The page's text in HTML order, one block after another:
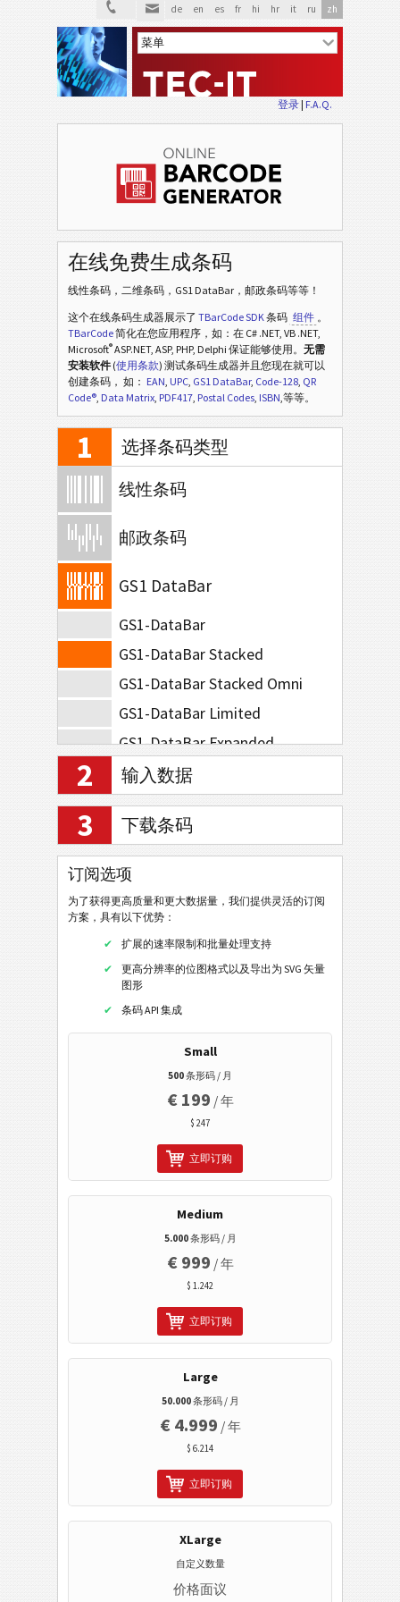
de en es fr hi hr it ru zh
登录| F.A.Q.
在线免费生成条码
线性条码，二维条码，GS1 DataBar，邮政条码等等！
这个在线条码生成器展示了 TBarCode SDK条码 组件 。
TBarCode简化在您应用程序，如：在 C# .NET, VB .NET,
Microsoft®ASP.NET, ASP, PHP, Delphi 保证能够使用。 无需
安装软件 (使用条款) 测试条码生成器并且您现在就可以
创建条码， 如： EAN, UPC, GS1 DataBar, Code-128, QR
Code®, Data Matrix, PDF417, Postal Codes, ISBN,等等。
1 选择条码类型
线性条码
邮政条码
GS1 DataBar
GS1-DataBar
GS1-DataBar Stacked
GS1-DataBar Stacked Omni
GS1-DataBar Limited
GS1-DataBar Expanded
GS1-DataBar Expanded Stacked
GS1-128 Composite Symbology
GS1-DataBar Composite
GS1-DataBar Stacked Composite
GS1-DataBar Limited Composite
GS1-DataBar Expanded Stacked Composite
EAN / UPC
GS1二维条码
银行和支付
移动标签
医疗保健条码
ISBN 码
名片
Event 条码
Wi-Fi 条码
2 输入数据
3 下载条码
订阅选项
为了获得更高质量和更大数据量，我们提供灵活的订阅
方案，具有以下优势：
扩展的速率限制和批量处理支持
更高分辨率的位图格式以及导出为 SVG 矢量
图形
条码 API 集成
Small
500条形码 / 月
€ 199 / 年
$ 247
立即订购
Medium
5.000条形码 / 月
€ 999 / 年
$ 1.242
立即订购
Large
50.000条形码 / 月
€ 4.999 / 年
$ 6.214
立即订购
XLarge
自定义数量
价格面议